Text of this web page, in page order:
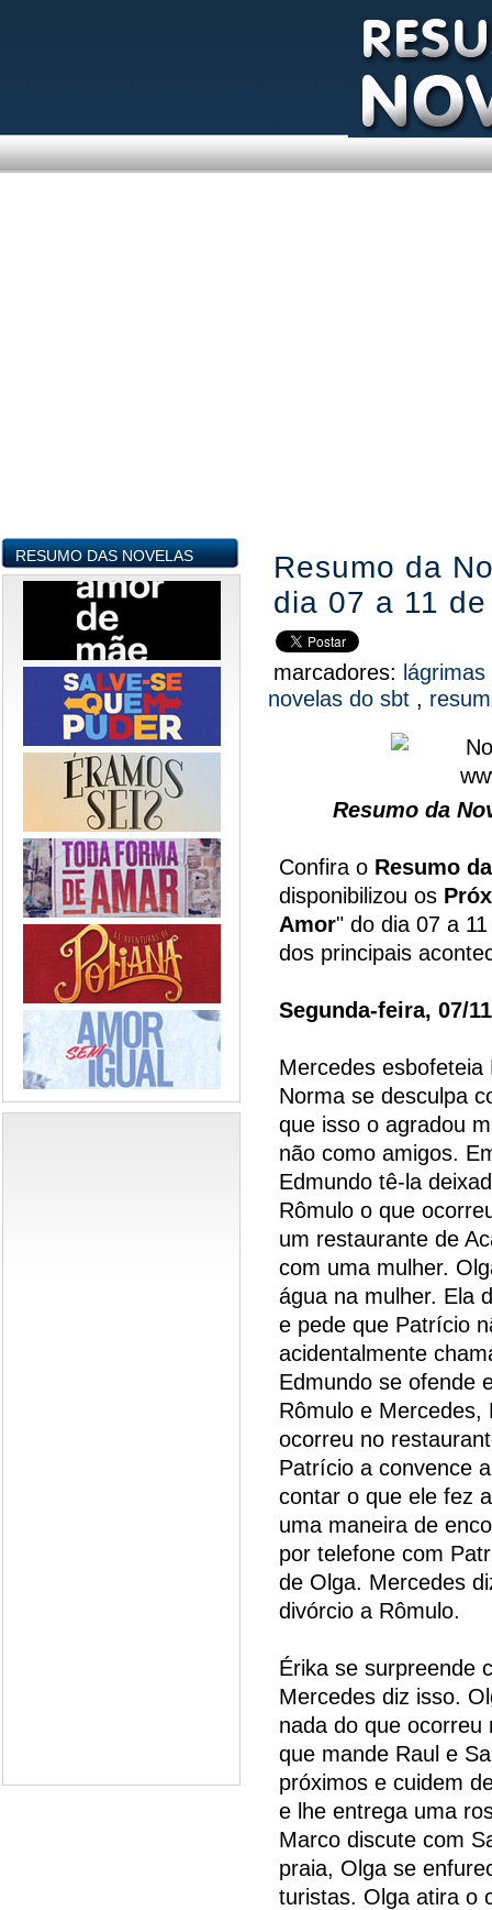
RESUMO DAS NOVELAS
Resumo da
dia 07 a 11
marcadores:
novelas do sbt ,
Resumo da
Confira o Resumo
disponibilizou os
Amor" do dia 07 a
dos principais
Segunda-feira, 07/
Mercedes
Norma se desculpa
que isso o agradou
não como amigos.
Edmundo tê-la
Rômulo o que
um restaurante de
com uma mulher.
água na mulher. Ela
e pede que Patrício
acidentalmente
Edmundo se ofende
Rômulo e
ocorreu no
Patrício a convence
contar o que ele fez
uma maneira de
por telefone com
de Olga. Mercedes
divórcio a Rômulo.
Érika se surpreende
Mercedes diz isso.
nada do que
que mande Raul e
próximos e cuidem
e lhe entrega uma
Marco discute com
praia, Olga se
turistas. Olga atira o